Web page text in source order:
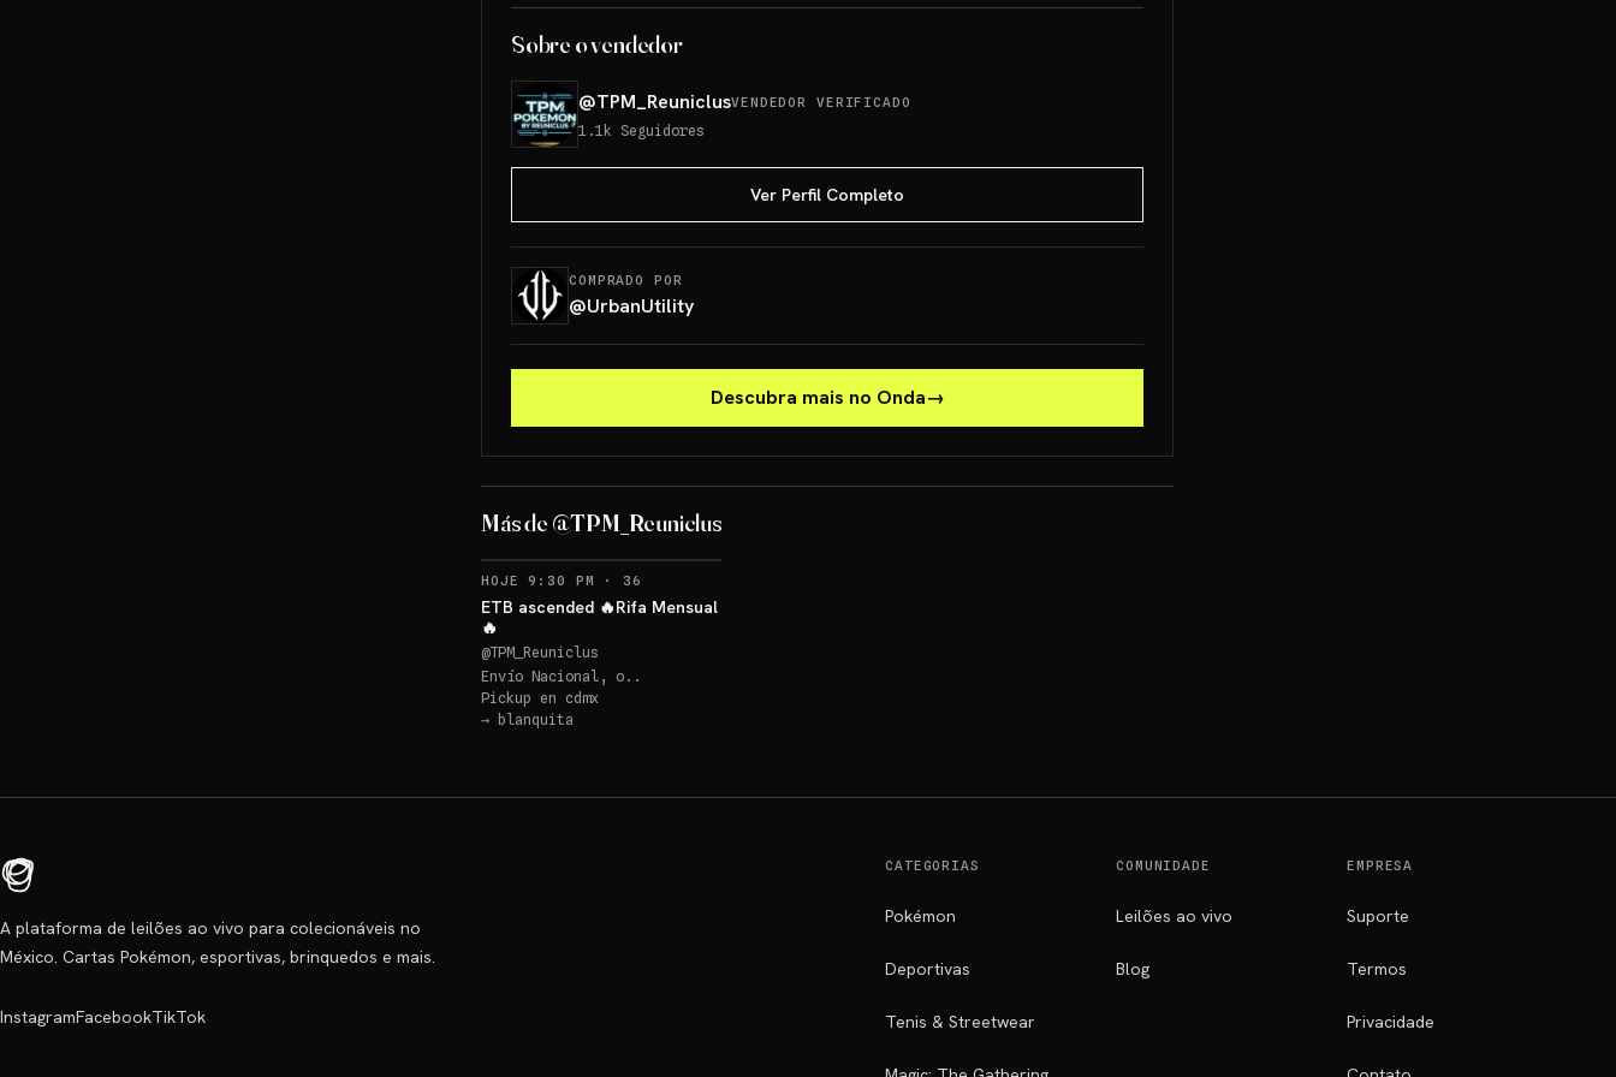
Sobre o vendedor
@TPM_ReuniclusVENDEDOR VERIFICADO
1.1k Seguidores
Ver Perfil Completo
COMPRADO POR
@UrbanUtility
Descubra mais no Onda→
Más de @TPM_Reuniclus
HOJE 9:30 PM · 36
ETB ascended 🔥Rifa Mensual
🔥
@TPM_Reuniclus
Envío Nacional, o..
Pickup en cdmx
→ blanquita
A plataforma de leilões ao vivo para colecionáveis no
México. Cartas Pokémon, esportivas, brinquedos e mais.
InstagramFacebookTikTok
CATEGORIAS
Pokémon
Deportivas
Tenis & Streetwear
COMUNIDADE
Leilões ao vivo
Blog
EMPRESA
Suporte
Termos
Privacidade